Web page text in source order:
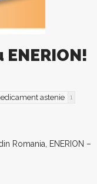
astenie 1
Romania, ENERION –